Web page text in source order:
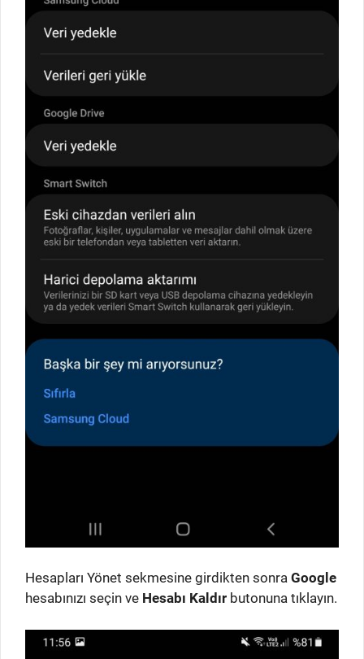
Hesapları Yönet sekmesine girdikten sonra Google
hesabınızı seçin ve Hesabı Kaldır butonuna tıklayın.